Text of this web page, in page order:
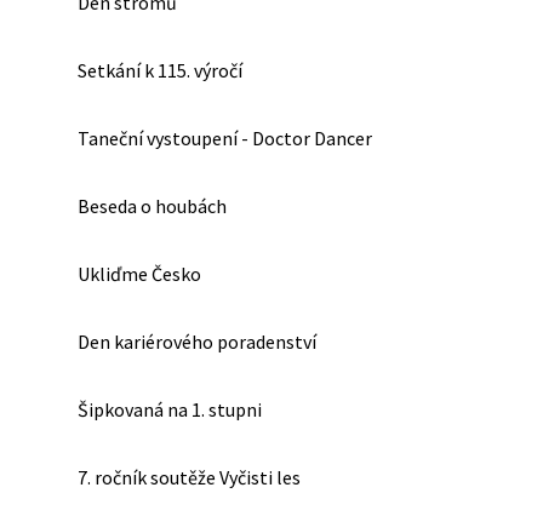
Setkání k 115. výročí
Taneční vystoupení - Doctor Dancer
Beseda o houbách
Ukliďme Česko
Den kariérového poradenství
Šipkovaná na 1. stupni
7. ročník soutěže Vyčisti les